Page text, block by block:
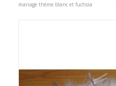
mariage thème blanc et fuchsia